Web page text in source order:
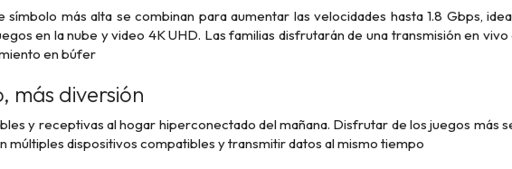
más alta se combinan para aumentar las velocidades hasta 1.8 Gbps,
en la nube y video 4K UHD. Las familias disfrutarán de una transmisión en
en búfer
más diversión
y receptivas al hogar hiperconectado del mañana. Disfrutar de los juegos más
múltiples dispositivos compatibles y transmitir datos al mismo tiempo